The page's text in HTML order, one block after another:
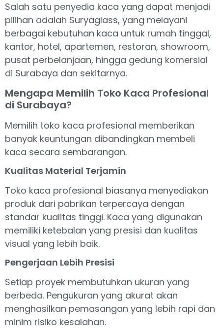
Salah satu penyedia kaca yang dapat menjadi
pilihan adalah Suryaglass, yang melayani
berbagai kebutuhan kaca untuk rumah tinggal,
kantor, hotel, apartemen, restoran, showroom,
pusat perbelanjaan, hingga gedung komersial
di Surabaya dan sekitarnya.
Mengapa Memilih Toko Kaca Profesional
di Surabaya?
Memilih toko kaca profesional memberikan
banyak keuntungan dibandingkan membeli
kaca secara sembarangan.
Kualitas Material Terjamin
Toko kaca profesional biasanya menyediakan
produk dari pabrikan terpercaya dengan
standar kualitas tinggi. Kaca yang digunakan
memiliki ketebalan yang presisi dan kualitas
visual yang lebih baik.
Pengerjaan Lebih Presisi
Setiap proyek membutuhkan ukuran yang
berbeda. Pengukuran yang akurat akan
menghasilkan pemasangan yang lebih rapi dan
minim risiko kesalahan.